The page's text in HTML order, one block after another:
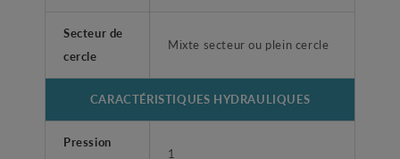
Secteur de
cercle
Mixte secteur ou plein cercle
CARACTÉRISTIQUES HYDRAULIQUES
Pression
1